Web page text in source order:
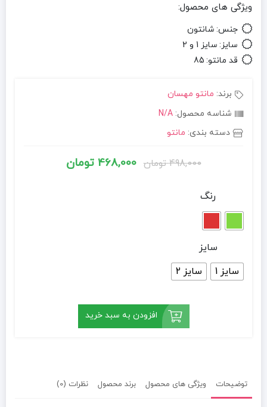
ویژگی های محصول:
جنس: شانتون
سایز: سایز 1 و 2
قد مانتو: 85
برند: مانتو مهسان
شناسه محصول: N/A
دسته بندی: مانتو
498,000 تومان
قیمت
468,000 تومان
قیمت
رنگ
سایز
سایز 1
سایز 2
افزودن به سبد خرید
توضیحات ویژگی های محصول برند محصول نظرات (0)